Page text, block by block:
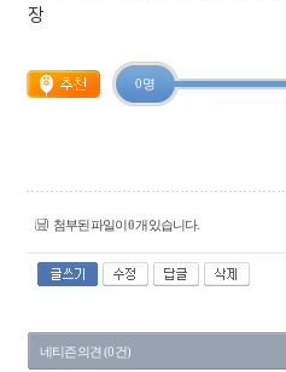
장
0 명
첨부된 파일이0개 있습니다.
네티즌 의견 (0 건)